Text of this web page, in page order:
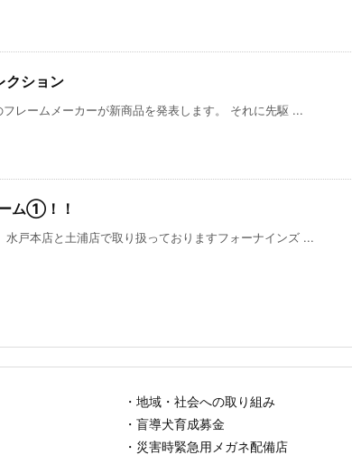
クション
レームメーカーが新商品を発表します。 それに先駆 ...
ム①！！
水戸本店と土浦店で取り扱っておりますフォーナインズ ...
・地域・社会への取り組み
・盲導犬育成募金
・災害時緊急用メガネ配備店